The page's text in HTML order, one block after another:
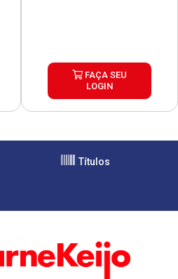
FAÇA SEU
LOGIN
Títulos